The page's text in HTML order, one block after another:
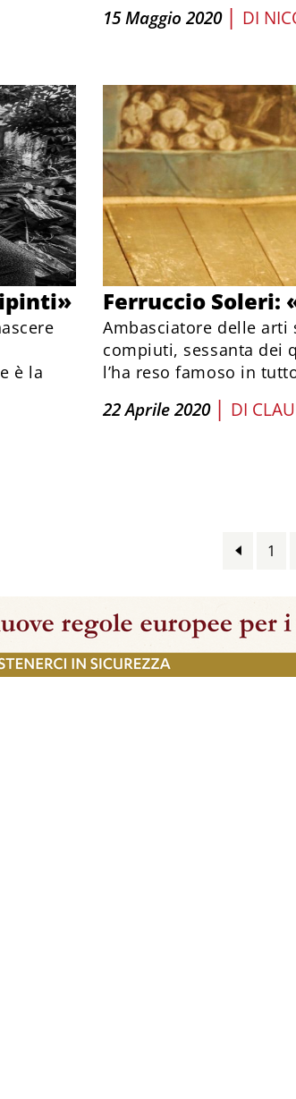
15 Maggio 2020 | DI
è la
Ferruccio Soleri:
Ambasciatore delle arti
compiuti, sessanta dei
l’ha reso famoso in
22 Aprile 2020 | DI
1